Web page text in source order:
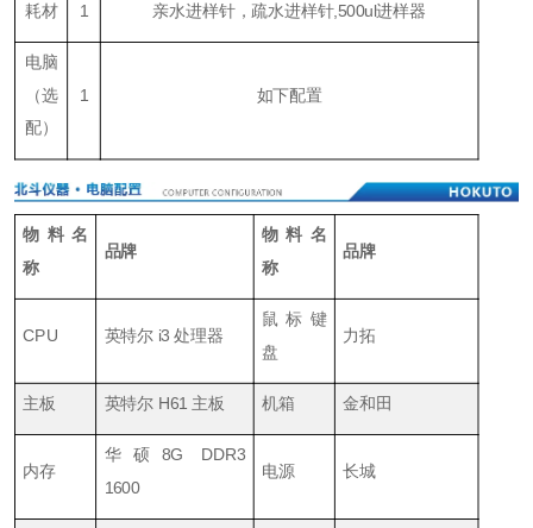
耗材 1 亲水进样针，疏水进样针,500ul进样器
电脑
（选
配）
1 如下配置
物料名
称
品牌
物料名
称
品牌
CPU 英特尔 i3 处理器
鼠标键
盘
力拓
主板 英特尔 H61 主板 机箱 金和田
内存
华硕8G DDR3
1600
电源 长城